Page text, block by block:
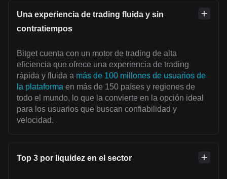
Una experiencia de trading fluida y sin
contratiempos
Bitget cuenta con un motor de trading de alta
eficiencia que ofrece una experiencia de trading
rápida y fluida a más de 100 millones de usuarios de
la plataforma en más de 150 países y regiones de
todo el mundo, lo que la convierte en la opción ideal
para los usuarios que buscan confiabilidad y
velocidad.
Top 3 por liquidez en el sector